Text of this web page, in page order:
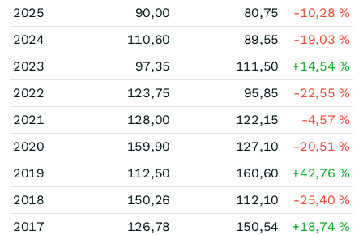
2025
90,00 80,75 -10,28%
2024
110,60 89,55 -19,03%
2023
97,35 111,50 +14,54%
2022
123,75 95,85 -22,55%
2021
128,00 122,15 -4,57%
2020
159,90 127,10 -20,51%
2019
112,50 160,60 +42,76%
2018
150,26 112,10 -25,40%
2017
126,78 150,54 +18,74%